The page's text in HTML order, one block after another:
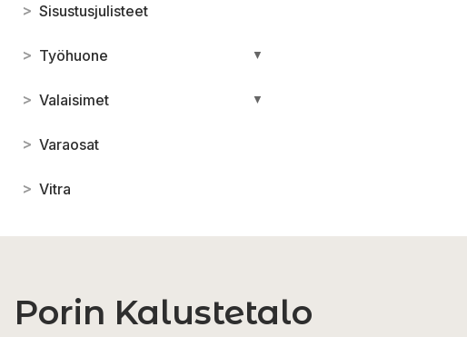
> Sisustusjulisteet
> Työhuone ▼
> Valaisimet ▼
> Varaosat
> Vitra
Porin Kalustetalo